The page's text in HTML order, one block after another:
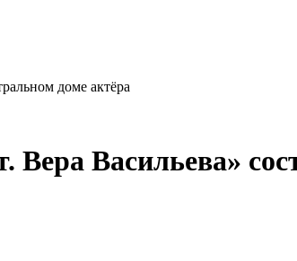
доме актёра
Васильева»